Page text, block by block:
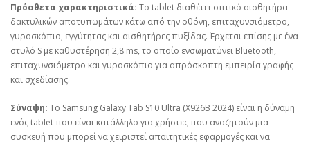
Πρόσθετα χαρακτηριστικά: Το tablet διαθέτει οπτικό αισθητήρα
δακτυλικών αποτυπωμάτων κάτω από την οθόνη, επιταχυνσιόμετρο,
γυροσκόπιο, εγγύτητας και αισθητήρες πυξίδας. Έρχεται επίσης με ένα
στυλό S με καθυστέρηση 2,8 ms, το οποίο ενσωματώνει Bluetooth,
επιταχυνσιόμετρο και γυροσκόπιο για απρόσκοπτη εμπειρία γραφής
και σχεδίασης.
Σύναψη: Το Samsung Galaxy Tab S10 Ultra (X926B 2024) είναι η δύναμη
ενός tablet που είναι κατάλληλο για χρήστες που αναζητούν μια
συσκευή που μπορεί να χειριστεί απαιτητικές εφαρμογές και να